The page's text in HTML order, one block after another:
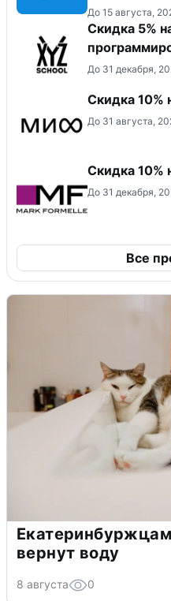
До 15 августа,
Скидка 5%
До 31 декабря,
Скидка 10%
До 31 августа,
Скидка 10%
До 31 декабря,
Все
вернут воду
8 августа 0